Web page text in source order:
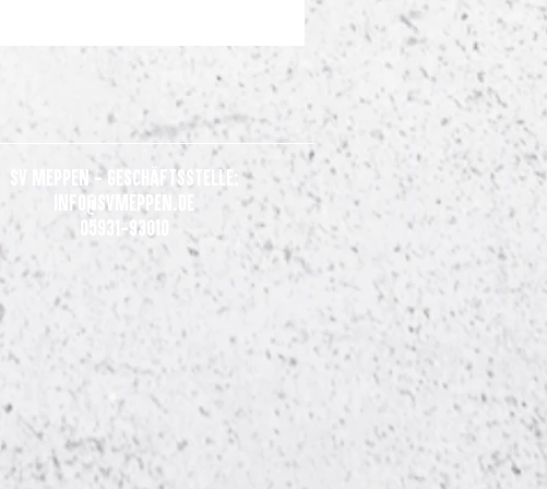
Gemeinsames Statement der Clubs
der 3. Liga
SV Meppen - Geschäftsstelle:
Info@svmeppen.de
05931-93010